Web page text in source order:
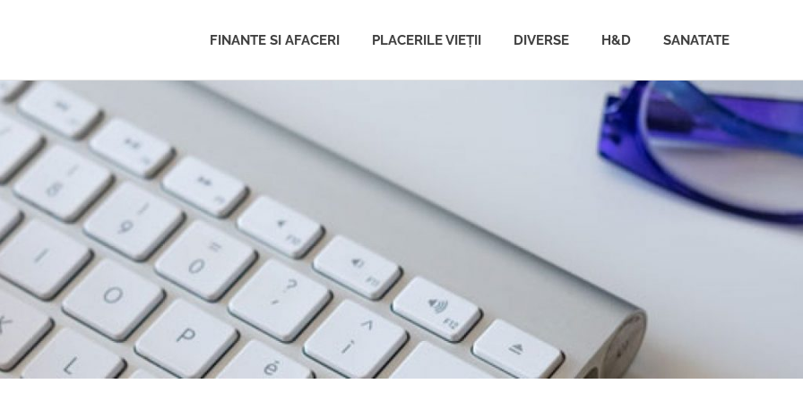
FINANTE SI AFACERI PLACERILE VIEȚII DIVERSE H&D SANATATE